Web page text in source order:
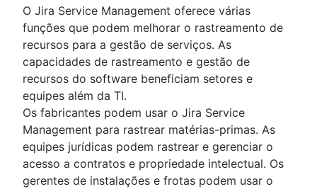
O Jira Service Management oferece várias
funções que podem melhorar o rastreamento de
recursos para a gestão de serviços. As
capacidades de rastreamento e gestão de
recursos do software beneficiam setores e
equipes além da TI.
Os fabricantes podem usar o Jira Service
Management para rastrear matérias-primas. As
equipes jurídicas podem rastrear e gerenciar o
acesso a contratos e propriedade intelectual. Os
gerentes de instalações e frotas podem usar o